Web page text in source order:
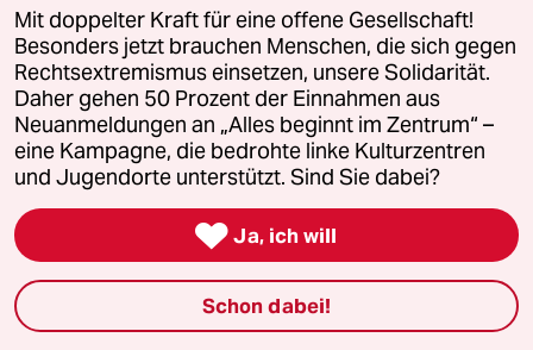
Auf den Alten aus Wiedensahl
& kein Scheiß
Auf Bell&Reis
Ein Telefon, früher auch Telephon (von
altgriechisch τῆλε tēle „fern“ und φωνή phōnē
„Laut, Ton, Stimme, Sprache“;[4] Begriff
geprägt von Philipp Reis), auch
Fernsprechapparat (FeAp) oder Fernsprecher
(bahninterne Abkürzung Fspr) genannt, ist ein
Kommunikationsmittel zur Übermittlung von
Mit doppelter Kraft für eine offene Gesellschaft!
Besonders jetzt brauchen Menschen, die sich gegen
Rechtsextremismus einsetzen, unsere Solidarität.
Daher gehen 50 Prozent der Einnahmen aus
Neuanmeldungen an „Alles beginnt im Zentrum“ –
eine Kampagne, die bedrohte linke Kulturzentren
und Jugendorte unterstützt. Sind Sie dabei?
 Ja, ich will
Schon dabei!